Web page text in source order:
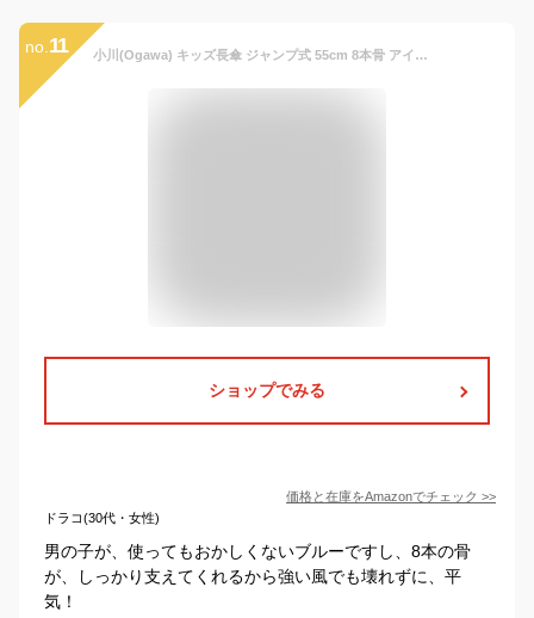
no. 11 小川(Ogawa) キッズ長傘 ジャンプ式 55cm 8本骨 アイムドラえもん お名前ネーム付き 15638
ショップでみる
価格と在庫をAmazonでチェック >>
ドラコ(30代・女性)
男の子が、使ってもおかしくないブルーですし、8本の骨
が、しっかり支えてくれるから強い風でも壊れずに、平
気！